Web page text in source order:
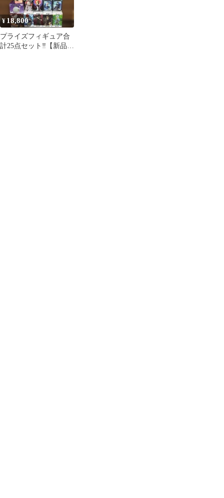
¥ 18,800
プライズフィギュア合
計25点セット‼︎【新品】